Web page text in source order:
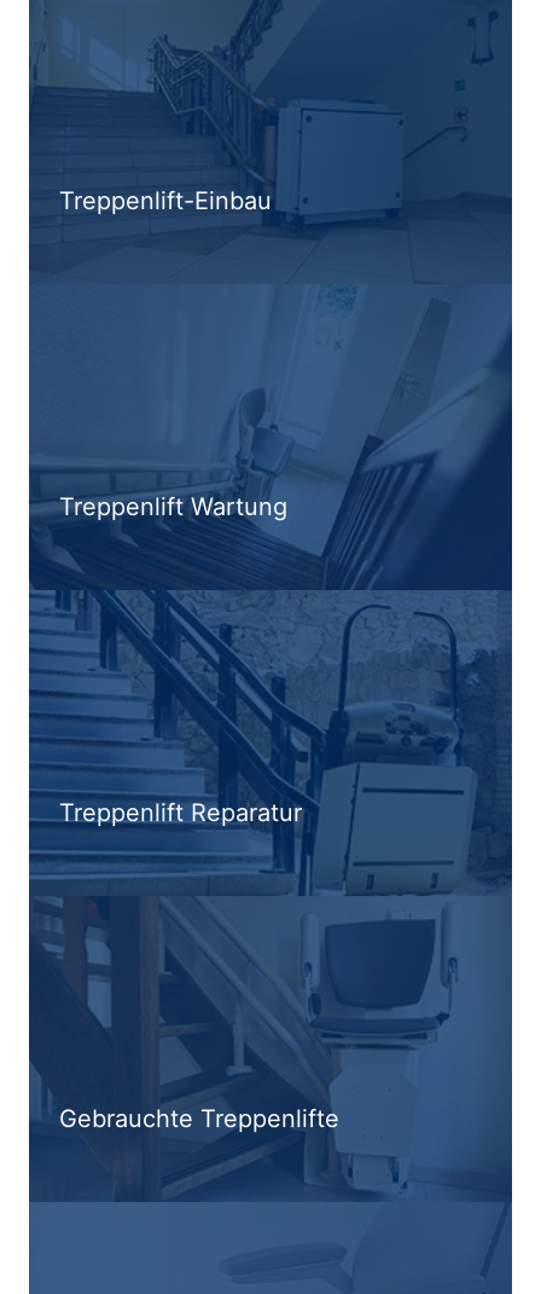
Treppenlift-Einbau
Treppenlift Wartung
Treppenlift Reparatur
Gebrauchte Treppenlifte